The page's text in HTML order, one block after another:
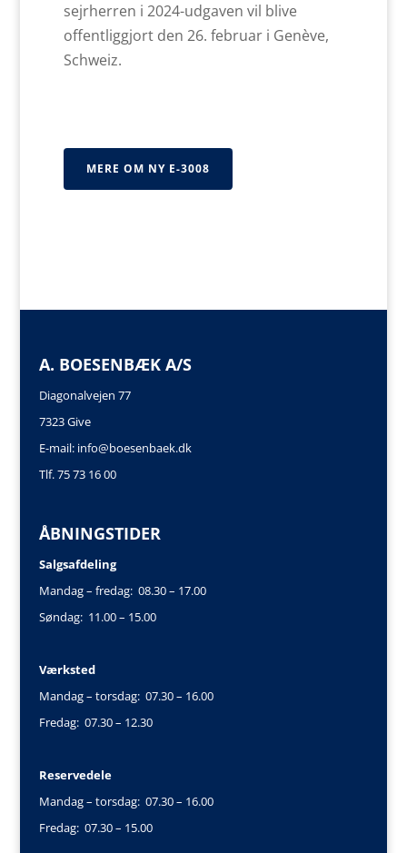
sejrherren i ​​2024-udgaven vil blive
offentliggjort den 26. februar i Genève,
Schweiz.
MERE OM NY E-3008
A. BOESENBÆK A/S
Diagonalvejen 77
7323 Give
E-mail: info@boesenbaek.dk
Tlf. 75 73 16 00
ÅBNINGSTIDER
Salgsafdeling
Mandag – fredag: 08.30 – 17.00
Søndag: 11.00 – 15.00
Værksted
Mandag – torsdag: 07.30 – 16.00
Fredag: 07.30 – 12.30
Reservedele
Mandag – torsdag: 07.30 – 16.00
Fredag: 07.30 – 15.00